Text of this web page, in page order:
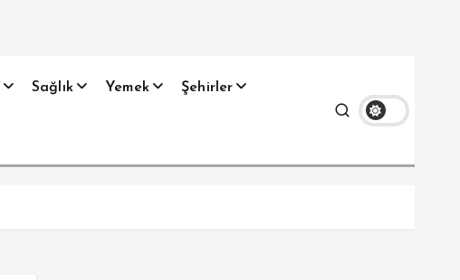
Sağlık Yemek Şehirler